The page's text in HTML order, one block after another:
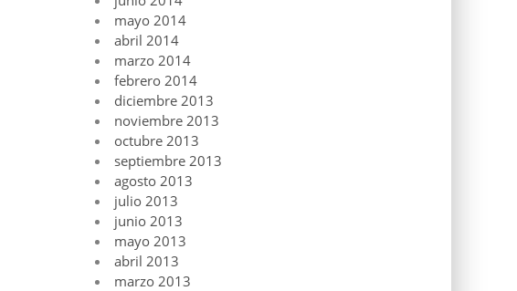
mayo 2014
abril 2014
marzo 2014
febrero 2014
diciembre 2013
noviembre 2013
octubre 2013
septiembre 2013
agosto 2013
julio 2013
junio 2013
mayo 2013
abril 2013
marzo 2013